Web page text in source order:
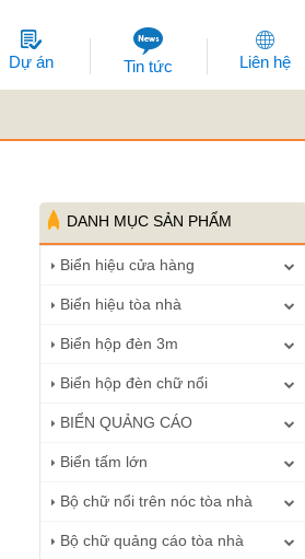
Dự án Tin tức Liên hệ
DANH MỤC SẢN PHẨM
Biển hiệu cửa hàng
Biển hiệu tòa nhà
Biển hộp đèn 3m
Biển hộp đèn chữ nổi
BIỂN QUẢNG CÁO
Biển tấm lớn
Bộ chữ nổi trên nóc tòa nhà
Bộ chữ quảng cáo tòa nhà